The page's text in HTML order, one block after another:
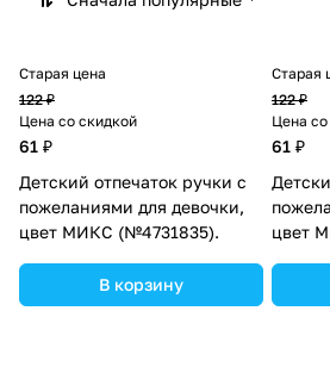
Старая цена
122 ₽
Цена со скидкой
61 ₽
Детский отпечаток ручки с
пожеланиями для девочки,
цвет МИКС (№4731835).
В корзину
Старая
122 ₽
Цена
61 ₽
цвет